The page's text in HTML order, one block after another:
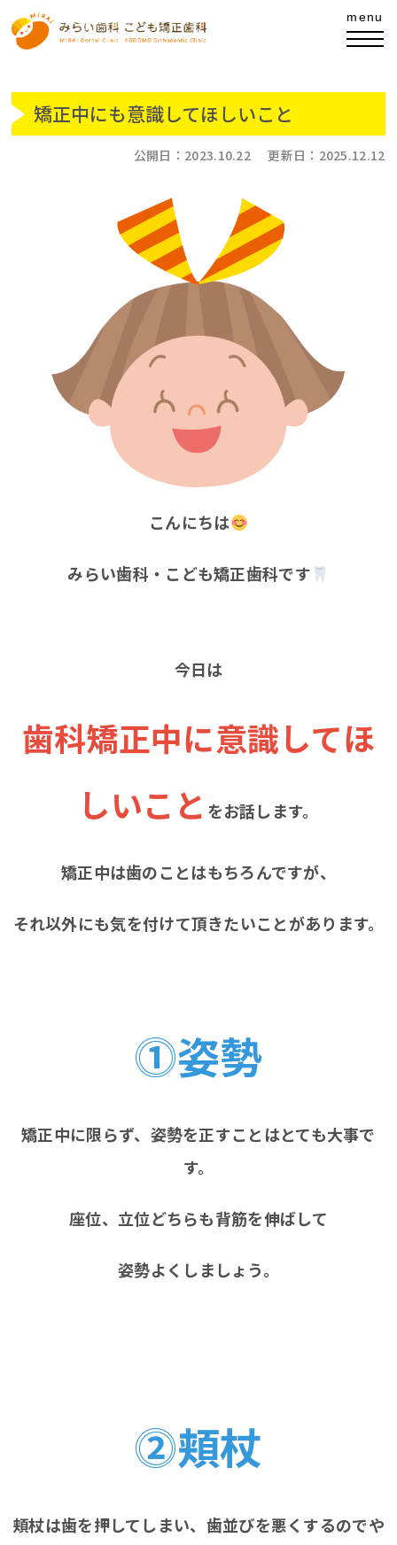
矯正中にも意識してほしいこと
公開日： 2023.10.22 更新日： 2025.12.12
こんにちは
みらい歯科・こども矯正歯科です
今日は
歯科矯正中に意識してほ
しいこと をお話します。
矯正中は歯のことはもちろんですが、
それ以外にも気を付けて頂きたいことがあります。
⓵姿勢
矯正中に限らず、姿勢を正すことはとても大事で
す。
座位、立位どちらも背筋を伸ばして
姿勢よくしましょう。
⓶頬杖
頬杖は歯を押してしまい、歯並びを悪くするのでや